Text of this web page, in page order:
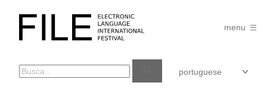
FILE
FESTIVAL
menu